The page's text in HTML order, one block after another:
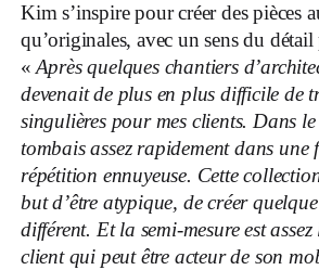
Kim s’inspire pour créer des pièces
qu’originales, avec un sens du
«Après quelques chantiers
devenait de plus en plus difficile de
singulières pour mes clients. Dans le
tombais assez rapidement dans une
répétition ennuyeuse. Cette
but d’être atypique, de créer
différent. Et la semi-mesure est
client qui peut être acteur de son